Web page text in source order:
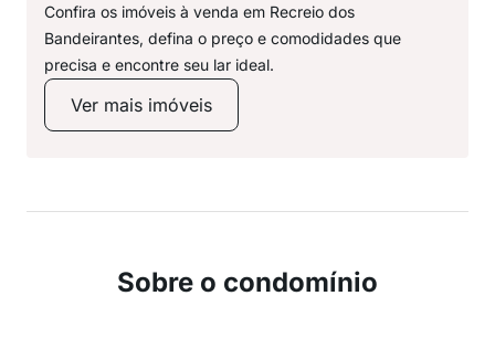
Confira os imóveis à venda em Recreio dos
Bandeirantes, defina o preço e comodidades que
precisa e encontre seu lar ideal.
Ver mais imóveis
Sobre o condomínio